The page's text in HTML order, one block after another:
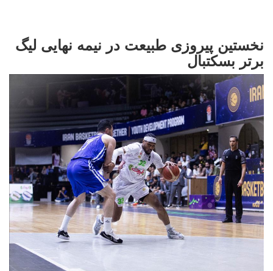
نخستین پیروزی طبیعت در نیمه نهایی لیگ
برتر بسکتبال